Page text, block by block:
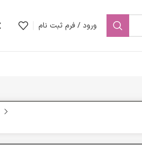
ورود / فرم ثبت نام